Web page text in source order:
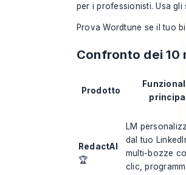
per i professionisti. Usa
ProvaWordtune se il tuo
Confronto dei
Prodotto
RedactAI
🏆
LM
dal tuo
multi-bozze
clic,